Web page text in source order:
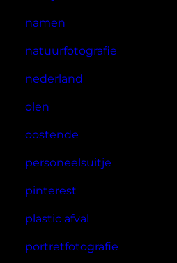
namen
natuurfotografie
nederland
olen
oostende
personeelsuitje
pinterest
plastic afval
portretfotografie